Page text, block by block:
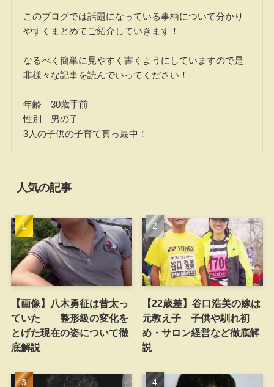
このブログでは話題になっている事柄について分かり
やすくまとめてご紹介していきます！
なるべく簡単に見やすく書くようにしていますので是
非様々な記事を読んでいってください！
年齢 30歳手前
性別 男の子
3人の子供の子育て真っ最中！
人気の記事
【画像】八木勇征は昔太っ
ていた 整形級の変化を
とげた現在の姿について徹
底解説
【22歳差】谷口浩美の嫁は
元教え子 子供や馴れ初
め・サロン経営など徹底解
説